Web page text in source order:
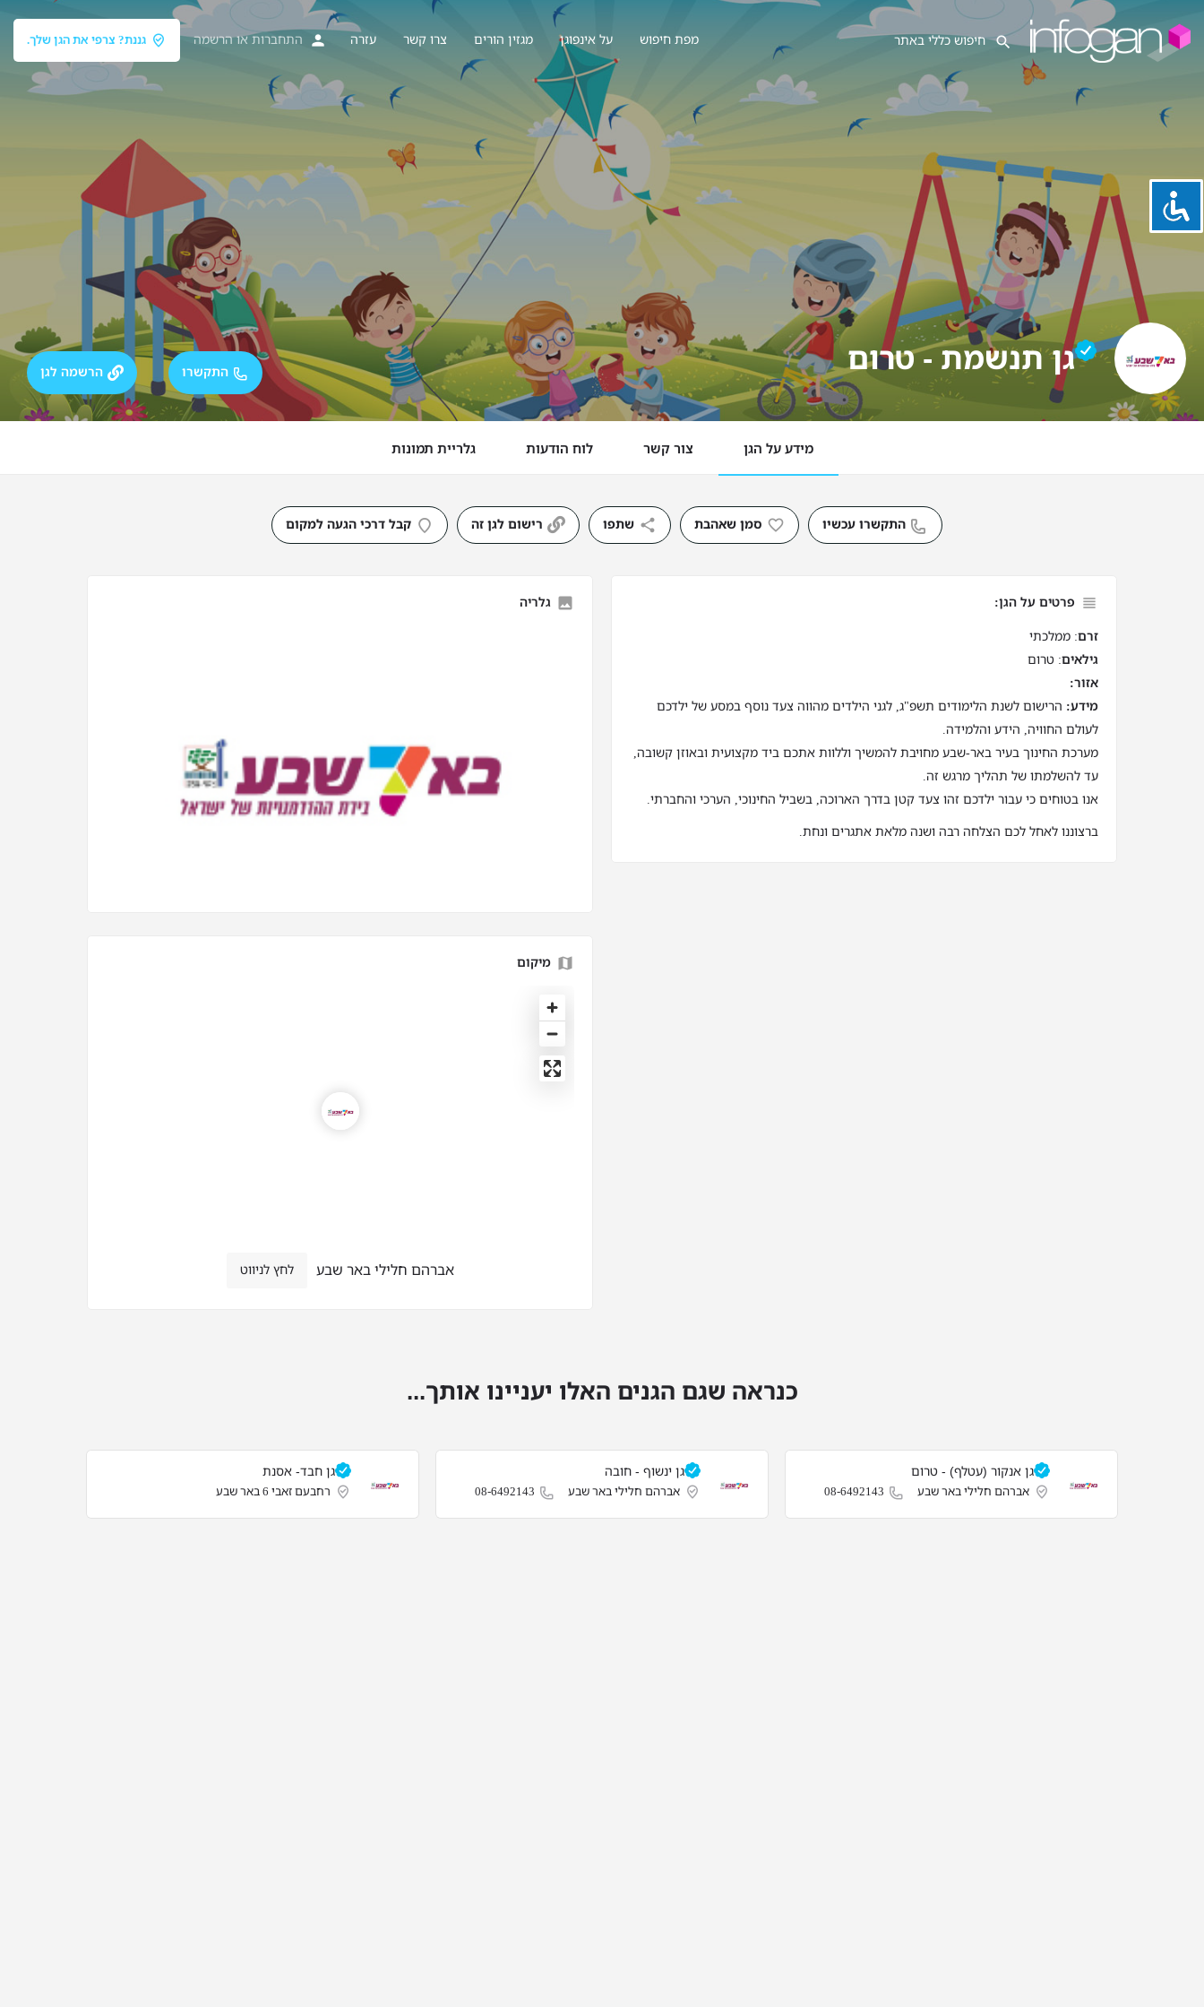
מפת חיפוש על אינפוגן מגזין הורים צרו קשר עזרה התחברות או הרשמה גננת? צרפי את הגן שלך.
גן תנשמת - טרום התקשרו הרשמה לגן
מידע על הגן צור קשר לוח הודעות גלריית תמונות
התקשרו עכשיו סמן שאהבת שתפו רישום לגן זה קבל דרכי הגעה למקום
פרטים על הגן:
זרם: ממלכתי
גילאים: טרום
אזור:
מידע: הרישום לשנת הלימודים תשפ"ג, לגני הילדים מהווה צעד נוסף במסע של ילדכם
לעולם החוויה, הידע והלמידה.
מערכת החינוך בעיר באר-שבע מחויבת להמשיך וללוות אתכם ביד מקצועית ובאוזן קשובה,
עד להשלמתו של תהליך מרגש זה.
אנו בטוחים כי עבור ילדכם זהו צעד קטן בדרך הארוכה, בשביל החינוכי, הערכי והחברתי.
ברצוננו לאחל לכם הצלחה רבה ושנה מלאת אתגרים ונחת.
גלריה
מיקום
אברהם חלילי באר שבע לחץ לניווט
כנראה שגם הגנים האלו יעניינו אותך...
גן אנקור (עטלף) - טרום
אברהם חלילי באר שבע 08-6492143
גן ינשוף - חובה
אברהם חלילי באר שבע 08-6492143
גן חבד- אסנת
רחבעם זאבי 6 באר שבע